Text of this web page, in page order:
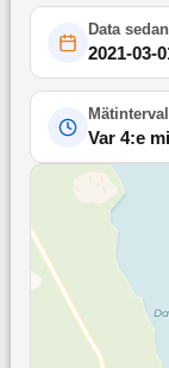
Data sedan
2021-03-
Mätintervall
Var 4:e